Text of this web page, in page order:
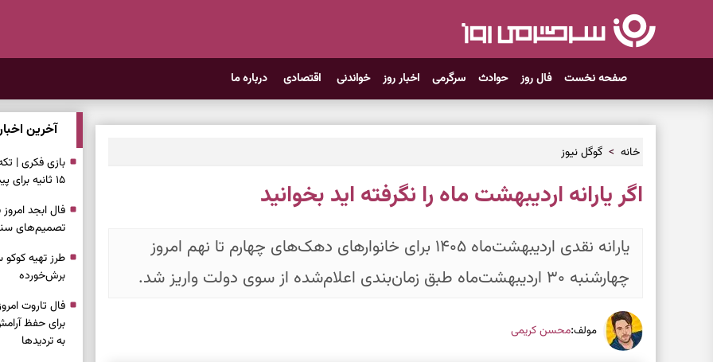
صفحه نخست فال روز حوادث سرگرمی اخبار روز خواندنی اقتصادی درباره ما
خانه گوگل نیوز
اگر یارانه اردیبهشت ماه را نگرفته اید بخوانید
یارانه نقدی اردیبهشت‌ماه ۱۴۰۵ برای خانوارهای دهک‌های چهارم تا نهم امروز
چهارشنبه ۳۰ اردیبهشت‌ماه طبق زمان‌بندی اعلام‌شده از سوی دولت واریز شد.
مولف:محسن کریمی
آخرین
بازی فکری |
۱۵ ثانیه برای پیداکردنش وقت دارید
تصمیم‌های
طرز تهیه
برش‌خورده
برای حفظ
به تردیدها